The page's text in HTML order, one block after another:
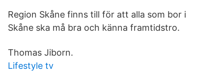
Region Skåne finns till för att alla som bor i
Skåne ska må bra och känna framtidstro.
Thomas Jiborn.
Lifestyle tv